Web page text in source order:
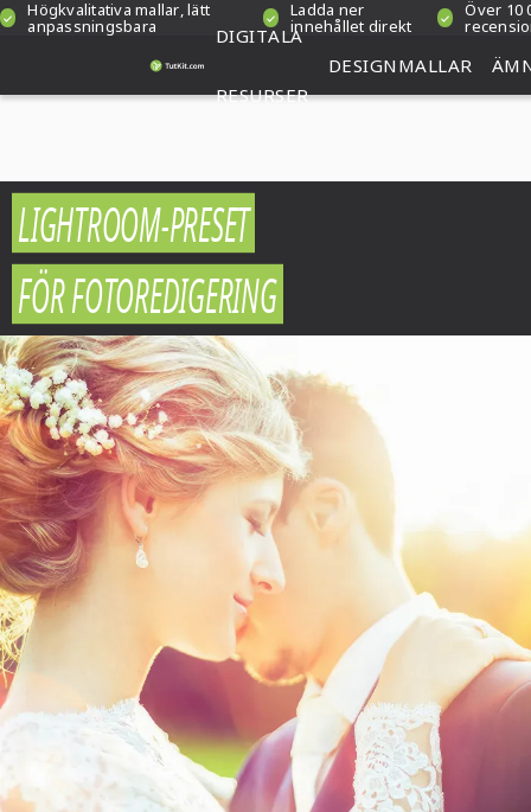
Högkvalitativa mallar, lätt
anpassningsbara
Ladda ner
innehållet direkt
Över 10
DIGITALA
RESURSER
DESIGNMALLAR
LIGHTROOM-PRESET
FÖR FOTOREDIGERING